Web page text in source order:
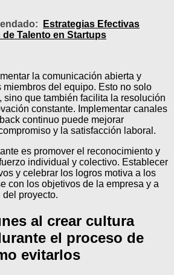
Estrategias Efectivas
Talento en Startups
la comunicación abierta y
miembros del equipo. Esto no solo
sino que también facilita la resolución
constante. Implementar canales
continuo puede mejorar
y la satisfacción laboral.
es promover el reconocimiento y
individual y colectivo. Establecer
y celebrar los logros motiva a los
con los objetivos de la empresa y a
proyecto.
al crear cultura
el proceso de
evitarlos